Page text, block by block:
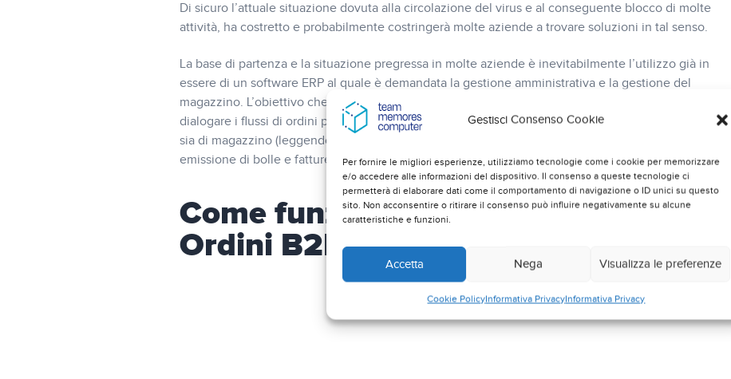
Gestisci Consenso Cookie
Per fornire le migliori esperienze, utilizziamo tecnologie come i cookie per memorizzare
e/o accedere alle informazioni del dispositivo. Il consenso a queste tecnologie ci
permetterà di elaborare dati come il comportamento di navigazione o ID unici su questo
sito. Non acconsentire o ritirare il consenso può influire negativamente su alcune
caratteristiche e funzioni.
Accetta Nega Visualizza le preferenze
Cookie PolicyInformativa PrivacyInformativa Privacy
Di sicuro l’attuale situazione dovuta alla circolazione del virus e al conseguente blocco di molte
attività, ha costretto e probabilmente costringerà molte aziende a trovare soluzioni in tal senso.
La base di partenza e la situazione pregressa in molte aziende è inevitabilmente l’utilizzo già in
essere di un software ERP al quale è demandata la gestione amministrativa e la gestione del
magazzino. L’obiettivo che si vuole raggiungere sarà la creazione di una gestione in grado di far
dialogare i flussi di ordini provenienti da una piattaforma web che aggiornano in tempo reale i dati
sia di magazzino (leggendo disponibilità in essere, carichi e scarichi) sia di amministrazione, con
emissione di bolle e fatture.
Come funzione il modulo gestione
Ordini B2B